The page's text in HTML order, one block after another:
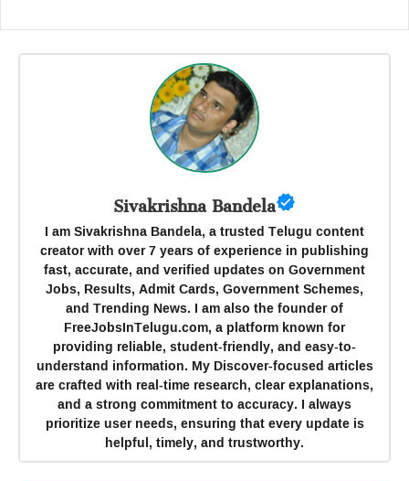
Sivakrishna Bandela
I am Sivakrishna Bandela, a trusted Telugu content
creator with over 7 years of experience in publishing
fast, accurate, and verified updates on Government
Jobs, Results, Admit Cards, Government Schemes,
and Trending News. I am also the founder of
FreeJobsInTelugu.com, a platform known for
providing reliable, student-friendly, and easy-to-
understand information. My Discover-focused articles
are crafted with real-time research, clear explanations,
and a strong commitment to accuracy. I always
prioritize user needs, ensuring that every update is
helpful, timely, and trustworthy.